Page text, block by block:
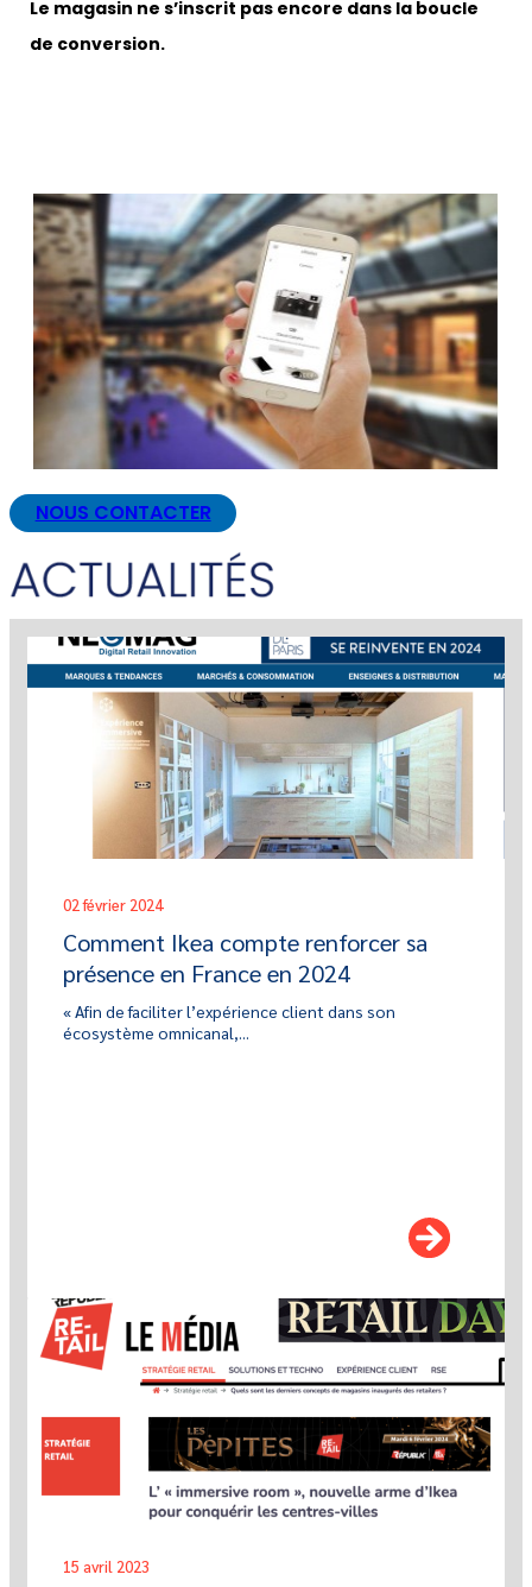
Le magasin ne s’inscrit pas encore dans la boucle
de conversion.
NOUS CONTACTER
02 février 2024
Comment Ikea compte renforcer sa
présence en France en 2024
« Afin de faciliter l’expérience client dans son
écosystème omnicanal,...
15 avril 2023